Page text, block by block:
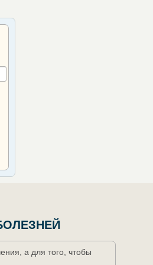
а для того, чтобы